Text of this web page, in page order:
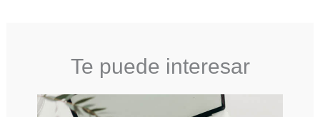
Te puede interesar